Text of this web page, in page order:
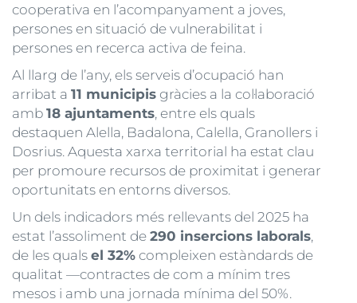
cooperativa en l’acompanyament a joves,
persones en situació de vulnerabilitat i
persones en recerca activa de feina.
Al llarg de l’any, els serveis d’ocupació han
arribat a 11 municipis gràcies a la col·laboració
amb 18 ajuntaments, entre els quals
destaquen Alella, Badalona, Calella, Granollers i
Dosrius. Aquesta xarxa territorial ha estat clau
per promoure recursos de proximitat i generar
oportunitats en entorns diversos.
Un dels indicadors més rellevants del 2025 ha
estat l’assoliment de 290 insercions laborals,
de les quals el 32% compleixen estàndards de
qualitat —contractes de com a mínim tres
mesos i amb una jornada mínima del 50%.